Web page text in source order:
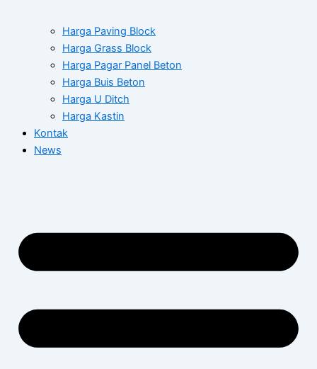
Harga Paving Block
Harga Grass Block
Harga Pagar Panel Beton
Harga Buis Beton
Harga U Ditch
Harga Kastin
Kontak
News